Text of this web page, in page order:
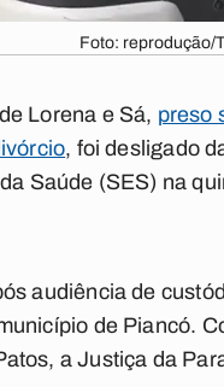
Foto: reprodução/
Lorena e Sá, preso
, foi desligado
Saúde (SES) na
audiência de
de Piancó.
a Justiça da